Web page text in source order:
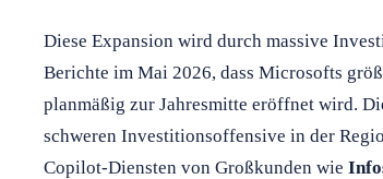
Diese Expansion wird durch massive
Berichte im Mai 2026, dass Microsofts
planmäßig zur Jahresmitte eröffnet wird.
schweren Investitionsoffensive in der
Copilot-Diensten von Großkunden wie